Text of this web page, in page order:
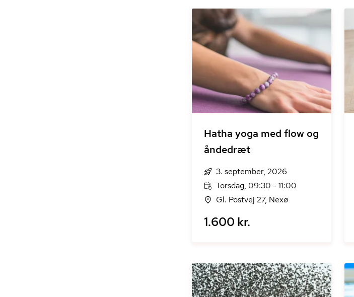
Hatha yoga med flow og
åndedræt
3. september, 2026
Torsdag, 09:30 - 11:00
Gl. Postvej 27, Nexø
1.600 kr.